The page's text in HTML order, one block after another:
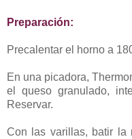
Preparación:
Precalentar el horno a
En una picadora,
el queso granulado,
Reservar.
Con las varillas, batir la